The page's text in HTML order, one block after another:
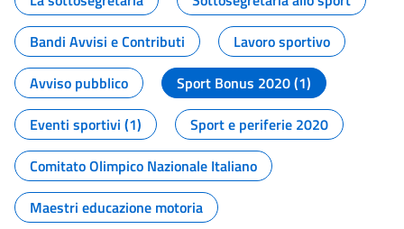
Bandi Avvisi e Contributi
Lavoro sportivo
Avviso pubblico
Sport Bonus 2020 (1)
Eventi sportivi (1)
Sport e periferie 2020
Comitato Olimpico Nazionale Italiano
Maestri educazione motoria